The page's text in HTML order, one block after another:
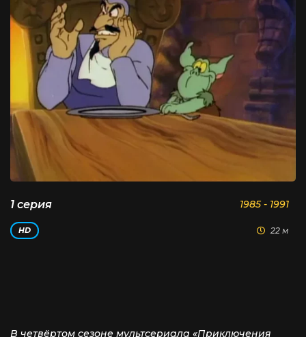
1 серия 1985 - 1991
HD 22 м
В четвёртом сезоне мультсериала «Приключения